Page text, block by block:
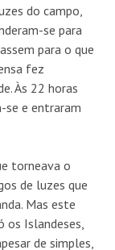
do campo,
se para
para o que
fez
Às 22 horas
se e entraram
torneava o
de luzes que
Mas este
os Islandeses,
de simples,